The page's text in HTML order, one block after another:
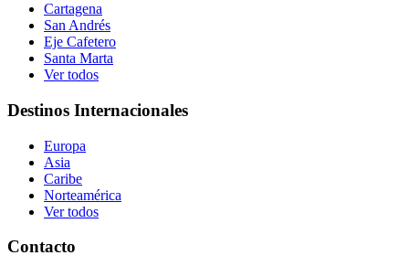
Cartagena
San Andrés
Eje Cafetero
Santa Marta
Ver todos
Destinos Internacionales
Europa
Asia
Caribe
Norteamérica
Ver todos
Contacto